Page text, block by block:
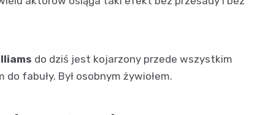
do dziś jest kojarzony przede wszystkim
fabuły. Był osobnym żywiołem.